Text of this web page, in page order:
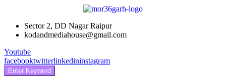
Sector 2, DD Nagar Raipur
kodandmediahouse@gmail.com
Youtube
facebooktwitterlinkedininstagram
Enter Keyword